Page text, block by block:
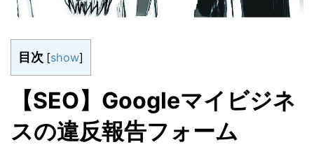
目次 [show]
【SEO】Googleマイビジネ
スの違反報告フォーム